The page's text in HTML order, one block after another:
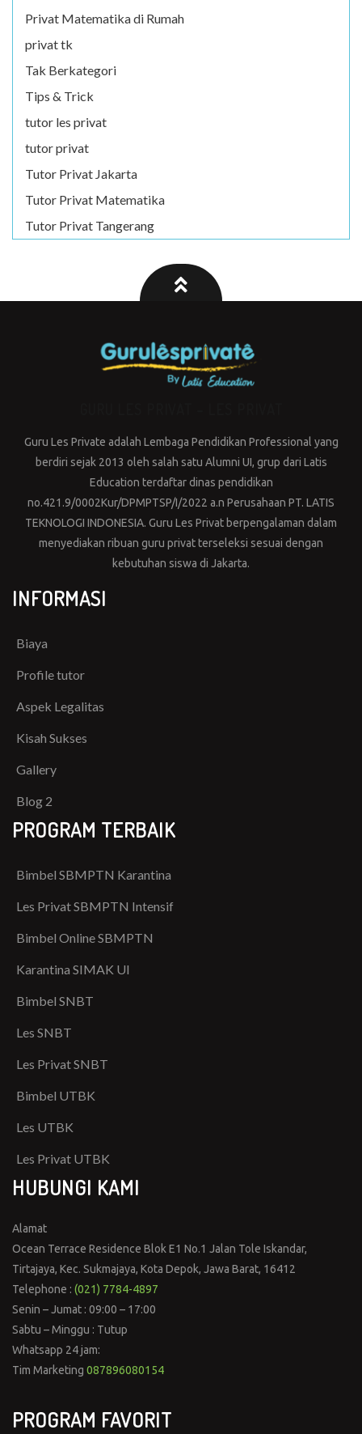
Privat Matematika di Rumah
privat tk
Tak Berkategori
Tips & Trick
tutor les privat
tutor privat
Tutor Privat Jakarta
Tutor Privat Matematika
Tutor Privat Tangerang
Guru Les Private adalah Lembaga Pendidikan Professional yang
berdiri sejak 2013 oleh salah satu Alumni UI, grup dari Latis
Education terdaftar dinas pendidikan
no.421.9/0002Kur/DPMPTSP/I/2022 a.n Perusahaan PT. LATIS
TEKNOLOGI INDONESIA. Guru Les Privat berpengalaman dalam
menyediakan ribuan guru privat terseleksi sesuai dengan
kebutuhan siswa di Jakarta.
INFORMASI
Biaya
Profile tutor
Aspek Legalitas
Kisah Sukses
Gallery
Blog 2
PROGRAM TERBAIK
Bimbel SBMPTN Karantina
Les Privat SBMPTN Intensif
Bimbel Online SBMPTN
Karantina SIMAK UI
Bimbel SNBT
Les SNBT
Les Privat SNBT
Bimbel UTBK
Les UTBK
Les Privat UTBK
HUBUNGI KAMI
Alamat
Ocean Terrace Residence Blok E1 No.1 Jalan Tole Iskandar,
Tirtajaya, Kec. Sukmajaya, Kota Depok, Jawa Barat, 16412
Telephone : (021) 7784-4897
Senin – Jumat : 09:00 – 17:00
Sabtu – Minggu : Tutup
Whatsapp 24 jam:
Tim Marketing 087896080154
PROGRAM FAVORIT